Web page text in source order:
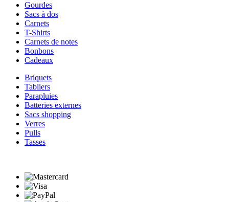
Gourdes
Sacs à dos
Carnets
T-Shirts
Carnets de notes
Bonbons
Cadeaux
Briquets
Tabliers
Parapluies
Batteries externes
Sacs shopping
Verres
Pulls
Tasses